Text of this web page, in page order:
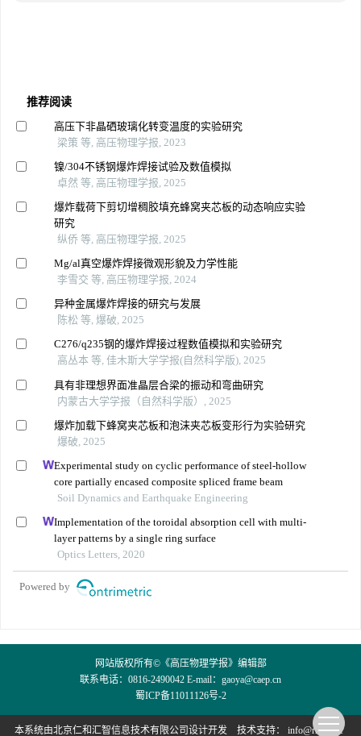
推荐阅读
高压下非晶硒玻璃化转变温度的实验研究
梁策 等, 高压物理学报, 2023
镍/304不锈钢爆炸焊接试验及数值模拟
卓然 等, 高压物理学报, 2025
爆炸载荷下剪切增稠胶填充蜂窝夹芯板的动态响应实验
研究
纵侨 等, 高压物理学报, 2025
Mg/al真空爆炸焊接微观形貌及力学性能
李雪交 等, 高压物理学报, 2024
异种金属爆炸焊接的研究与发展
陈松 等, 爆破, 2025
C276/q235钢的爆炸焊接过程数值模拟和实验研究
高丛本 等, 佳木斯大学学报(自然科学版), 2025
具有非理想界面准晶层合梁的振动和弯曲研究
内蒙古大学学报（自然科学版）, 2025
爆炸加载下蜂窝夹芯板和泡沫夹芯板变形行为实验研究
爆破, 2025
Experimental study on cyclic performance of steel-hollow
core partially encased composite spliced frame beam
Soil Dynamics and Earthquake Engineering
Implementation of the toroidal absorption cell with multi-
layer patterns by a single ring surface
Optics Letters, 2020
Powered by
网站版权所有©《高压物理学报》编辑部
联系电话：0816-2490042 E-mail： gaoya@caep.cn
蜀ICP备11011126号-2
本系统由北京仁和汇智信息技术有限公司 设计开发 技术支持： info@rhhz.net